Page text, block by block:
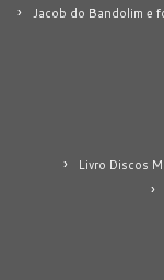
Jacob do Bandolim e
Livro Discos